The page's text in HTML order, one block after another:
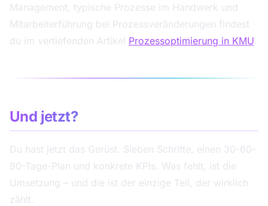
Management, typische Prozesse im Handwerk und
Mitarbeiterführung bei Prozessveränderungen findest
du im vertiefenden Artikel Prozessoptimierung in KMU.
Und jetzt?
Du hast jetzt das Gerüst. Sieben Schritte, einen 30-60-
90-Tage-Plan und konkrete KPIs. Was fehlt, ist die
Umsetzung – und die ist der einzige Teil, der wirklich
zählt.